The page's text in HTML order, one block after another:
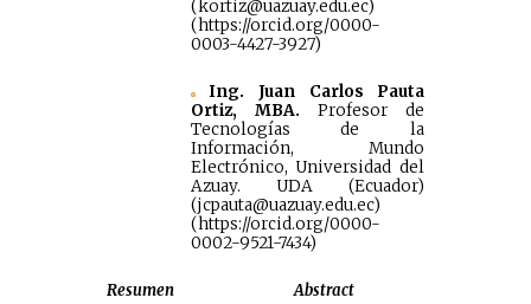
(kortiz@uazuay.edu.ec)
(https://orcid.org/0000-
0003-4427-3927)
Ing. Juan Carlos Pauta
Ortiz, MBA.Profesor de
Tecnologías de la
Información, Mundo
Electrónico, Universidad del
Azuay. UDA (Ecuador)
(jcpauta@uazuay.edu.ec)
(https://orcid.org/0000-
0002-9521-7434)
Resumen
Abstract